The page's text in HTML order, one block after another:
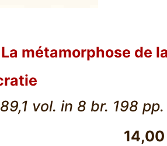
métamorphose de la
vol. in 8 br. 198 pp.